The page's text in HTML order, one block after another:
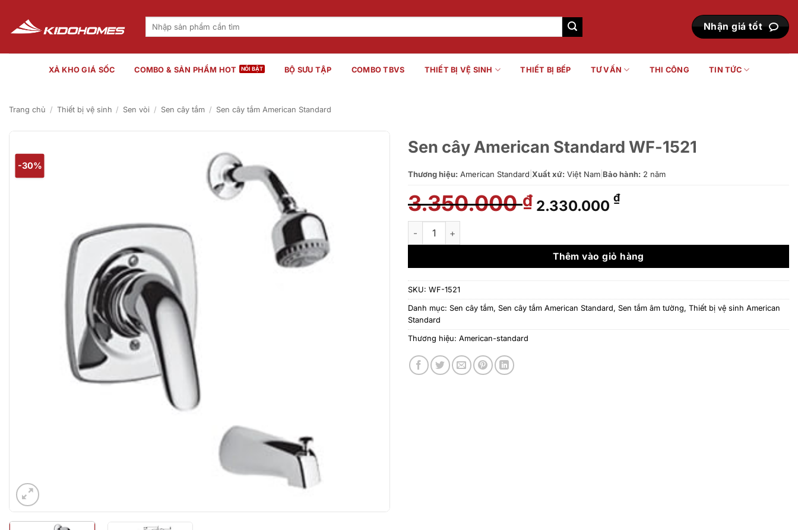
nội
dung
Tìm
Nhận giá tốt
XẢ KHO GIÁ SỐC COMBO & SẢN PHẨM HOT BỘ SƯU TẬP COMBO TBVS THIẾT BỊ VỆ SINH THIẾT BỊ BẾP TƯ VẤN THI CÔNG TIN TỨC
Trang chủ / Thiết bị vệ sinh / Sen vòi / Sen cây tắm / Sen cây tắm American Standard
-30%
Sen cây American Standard WF-1521
Thương hiệu: American Standard Xuất xứ: Việt Nam Bảo hành: 2 năm
3.350.000₫ Giá
gốc
3.350.000 ₫.
2.330.000 ₫Giá
là:
2.330.000 ₫.
Sen cây American Standard WF-1521 số lượng
Thêm vào giỏ hàng
SKU: WF-1521
Danh mục: Sen cây tắm, Sen cây tắm American Standard, Sen tắm âm tường, Thiết bị vệ sinh American
Standard
Thương hiệu: American-standard